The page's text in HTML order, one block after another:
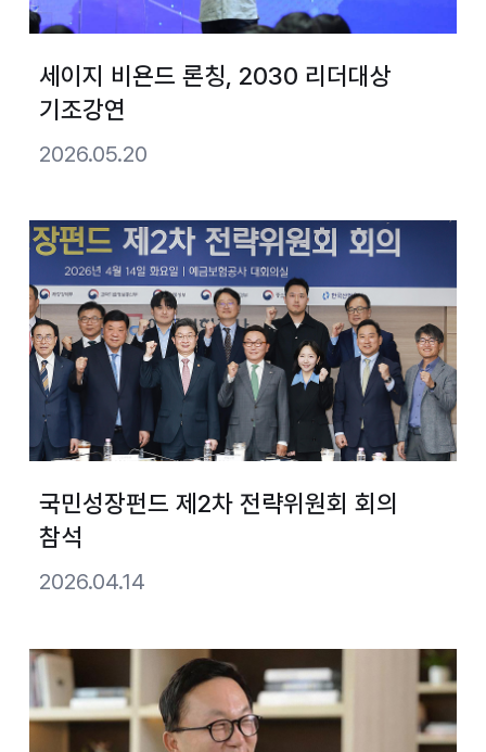
세이지 비욘드 론칭, 2030 리더대상
기조강연
2026.05.20
국민성장펀드 제2차 전략위원회 회의
참석
2026.04.14